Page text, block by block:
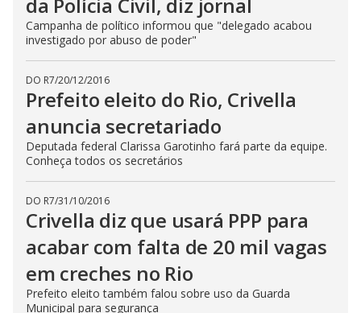
Campanha de político informou que "delegado acabou
investigado por abuso de poder"
DO R7/20/12/2016
Prefeito eleito do Rio, Crivella
anuncia secretariado
Deputada federal Clarissa Garotinho fará parte da equipe.
Conheça todos os secretários
DO R7/31/10/2016
Crivella diz que usará PPP para
acabar com falta de 20 mil vagas
em creches no Rio
Prefeito eleito também falou sobre uso da Guarda
Municipal para segurança